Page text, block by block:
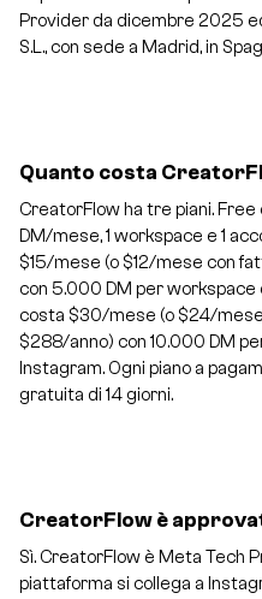
Provider da dicembre 2025
S.L., con sede a Madrid, in
Quanto costa
CreatorFlow ha tre piani.
DM/mese, 1 workspace e 1
$15/mese (o $12/mese con
con 5.000 DM per
costa $30/mese (o $24/
$288/anno) con 10.000 DM
Instagram. Ogni piano a
gratuita di 14 giorni.
CreatorFlow è
Sì. CreatorFlow è Meta Tech
piattaforma si collega a